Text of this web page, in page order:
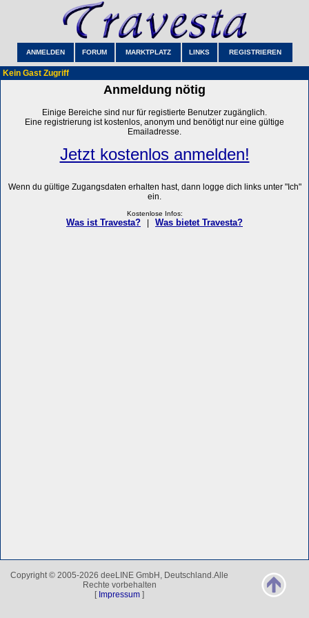
ANMELDEN FORUM MARKTPLATZ LINKS REGISTRIEREN
Kein Gast Zugriff
Anmeldung nötig
Einige Bereiche sind nur für registierte Benutzer zugänglich.
Eine registrierung ist kostenlos, anonym und benötigt nur eine gültige
Emailadresse.
Jetzt kostenlos anmelden!
Wenn du gültige Zugangsdaten erhalten hast, dann logge dich links unter "Ich"
ein.
Kostenlose Infos:
Was ist Travesta? Was bietet Travesta?
Copyright © 2005-2026 deeLINE GmbH, Deutschland.Alle
Rechte vorbehalten
[ Impressum ]